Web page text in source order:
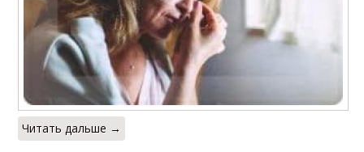
Читать дальше →